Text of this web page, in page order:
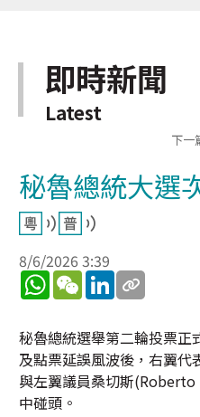
即時新聞
Latest
下一
秘魯總統大選
8/6/2026 3:39
WhatsApp
WeChatLinkedIn
秘魯總統選舉第二輪投票正
及點票延誤風波後，右翼
與左翼議員桑切斯
中碰頭。